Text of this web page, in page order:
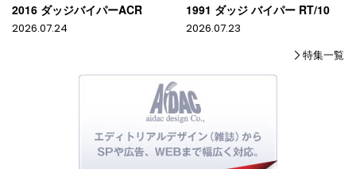
2016 ダッジバイパーACR
2026.07.24
1991 ダッジ バイパー RT/10
2026.07.23
特集一覧